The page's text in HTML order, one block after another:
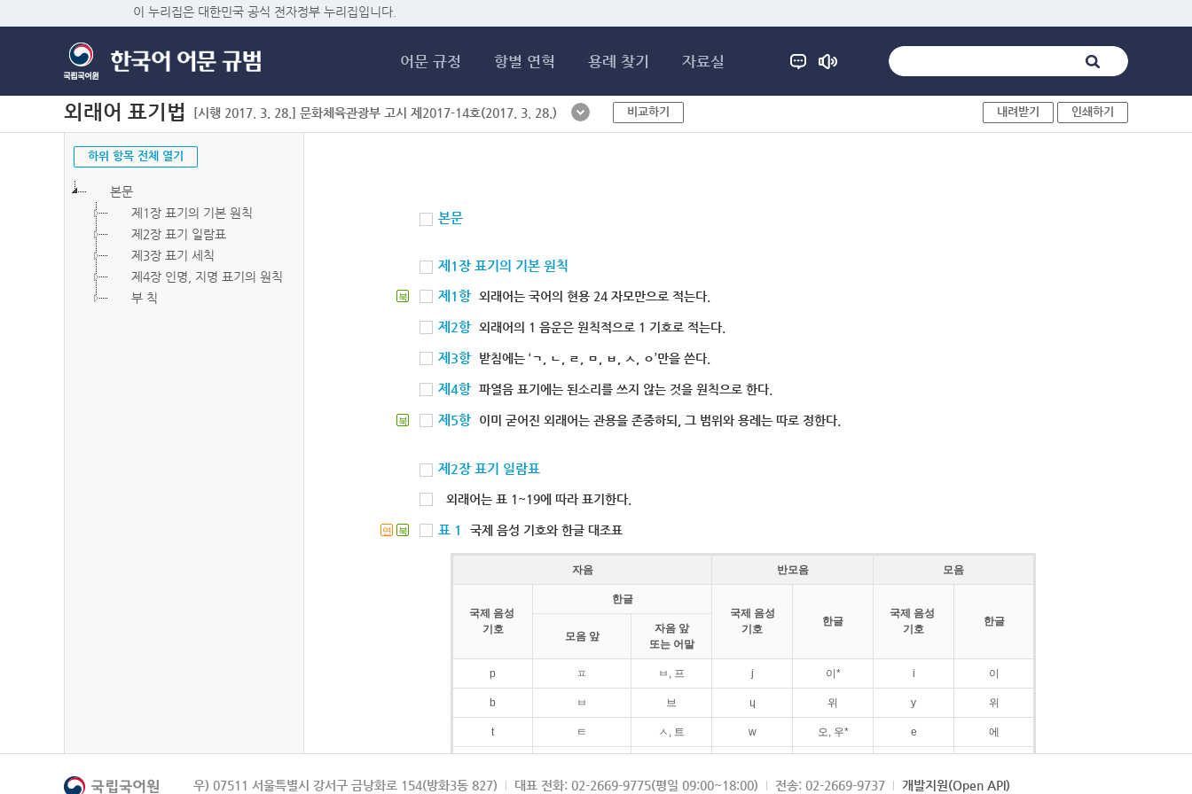
이 누리집은 대한민국 공식 전자정부 누리집입니다.
어문 규정 항별 연혁 용례 찾기 자료실
외래어 표기법 [시행 2017. 3. 28.] 문화체육관광부 고시 제2017-14호(2017. 3. 28.) 비교하기 내려받기 인쇄하기
하위 항목 전체 열기
본문
제1장 표기의 기본 원칙
제2장 표기 일람표
제3장 표기 세칙
제4장 인명, 지명 표기의 원칙
부 칙
본문
제1장 표기의 기본 원칙
북 제1항 외래어는 국어의 현용 24 자모만으로 적는다.
제2항 외래어의 1 음운은 원칙적으로 1 기호로 적는다.
제3항 받침에는 ‘ㄱ, ㄴ, ㄹ, ㅁ, ㅂ, ㅅ, ㅇ’만을 쓴다.
제4항 파열음 표기에는 된소리를 쓰지 않는 것을 원칙으로 한다.
북 제5항 이미 굳어진 외래어는 관용을 존중하되, 그 범위와 용례는 따로 정한다.
제2장 표기 일람표
외래어는 표 1~19에 따라 표기한다.
연 북 표 1 국제 음성 기호와 한글 대조표
자음 반모음 모음
국제 음성
기호
한글
국제 음성
기호
한글
국제 음성
기호
한글
모음 앞
자음 앞
또는 어말
p ㅍ ㅂ, 프 j 이* i 이
b ㅂ 브 ɥ 위 y 위
t ㅌ ㅅ, 트 w 오, 우* e 에
k ㅋ ㄱ, 크 ɛ 에
우) 07511 서울특별시 강서구 금낭화로 154(방화3동 827) 대표 전화: 02-2669-9775(평일 09:00~18:00) 전송: 02-2669-9737 개발지원(Open API)